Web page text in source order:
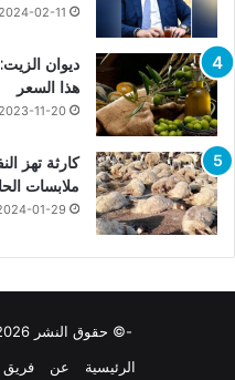
2024-02-11
ديوان
هذا السعر
2023-11-20
كارثة تهز
ملابسات
01-29
-© حقوق النشر 2026، جميع الحقوق محفوظة
الرئيسية
عن فريق